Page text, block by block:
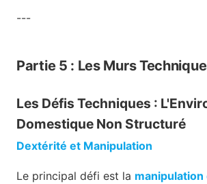
---
Partie 5 : Les Murs
Les Défis Techniques :
Domestique Non Structuré
Dextérité et Manipulation
Le principal défi est la